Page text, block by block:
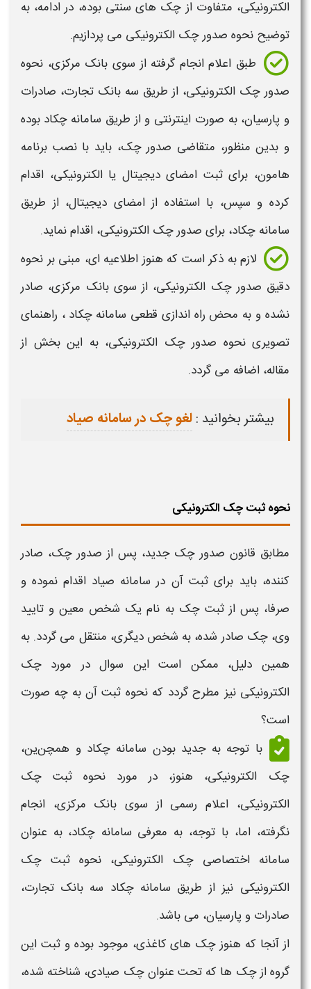
الکترونیکی، متفاوت از چک های سنتی بوده، در ادامه، به
توضیح نحوه صدور چک الکترونیکی می پردازیم.
طبق اعلام انجام گرفته از سوی بانک مرکزی، نحوه
صدور چک الکترونیکی، از طریق سه بانک تجارت، صادرات
و پارسیان، به صورت اینترنتی و از طریق سامانه چکاد بوده
و بدین منظور، متقاضی صدور چک، باید با نصب برنامه
هامون، برای ثبت امضای دیجیتال یا الکترونیکی، اقدام
کرده و سپس، با استفاده از امضای دیجیتال، از طریق
سامانه چکاد، برای صدور چک الکترونیکی، اقدام نماید.
لازم به ذکر است که هنوز اطلاعیه ای، مبنی بر نحوه
دقیق صدور چک الکترونیکی، از سوی بانک مرکزی، صادر
نشده و به محض راه اندازی قطعی سامانه چکاد ، راهنمای
تصویری نحوه صدور چک الکترونیکی، به این بخش از
مقاله، اضافه می گردد.
بیشتر بخوانید :لغو چک در سامانه صیاد
نحوه ثبت چک الکترونیکی
مطابق قانون صدور چک جدید، پس از صدور چک، صادر
کننده، باید برای ثبت آن در سامانه صیاد اقدام نموده و
صرفا، پس از ثبت چک به نام یک شخص معین و تایید
وی، چک صادر شده، به شخص دیگری، منتقل می گردد. به
همین دلیل، ممکن است این سوال در مورد چک
الکترونیکی نیز مطرح گردد که نحوه ثبت آن به چه صورت
است؟
با توجه به جدید بودن سامانه چکاد و همچنین،
چک الکترونیکی، هنوز، در مورد نحوه ثبت چک
الکترونیکی، اعلام رسمی از سوی بانک مرکزی، انجام
نگرفته، اما، با توجه، به معرفی سامانه چکاد، به عنوان
سامانه اختصاصی چک الکترونیکی، نحوه ثبت چک
الکترونیکی نیز از طریق سامانه چکاد سه بانک تجارت،
صادرات و پارسیان، می باشد.
از آنجا که هنوز چک های کاغذی، موجود بوده و ثبت این
گروه از چک ها که تحت عنوان چک صیادی، شناخته شده،